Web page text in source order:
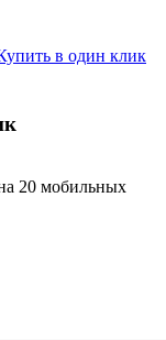
в один клик
20 мобильных